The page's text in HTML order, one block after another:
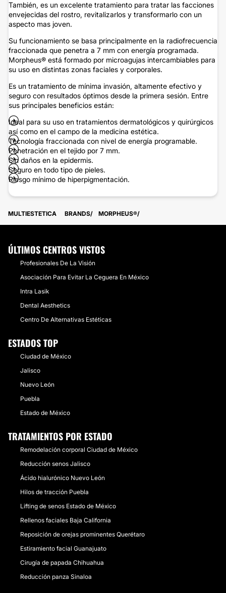
También, es un excelente tratamiento para tratar las facciones
envejecidas del rostro, revitalizarlos y transformarlo con un
aspecto mas joven.
Su funcionamiento se basa principalmente en la radiofrecuencia
fraccionada que penetra a 7 mm con energía programada.
Morpheus® está formado por microagujas intercambiables para
su uso en distintas zonas faciales y corporales.
Es un tratamiento de mínima invasión, altamente efectivo y
seguro con resultados óptimos desde la primera sesión. Entre
sus principales beneficios están:
Ideal para su uso en tratamientos dermatológicos y quirúrgicos
así como en el campo de la medicina estética.
Tecnología fraccionada con nivel de energía programable.
Penetración en el tejido por 7 mm.
Sin daños en la epidermis.
Seguro en todo tipo de pieles.
Riesgo mínimo de hiperpigmentación.
MULTIESTETICA BRANDS MORPHEUS®
ÚLTIMOS CENTROS VISTOS
Profesionales De La Visión
Asociación Para Evitar La Ceguera En México
Intra Lasik
Dental Aesthetics
Centro De Alternativas Estéticas
ESTADOS TOP
Ciudad de México
Jalisco
Nuevo León
Puebla
Estado de México
TRATAMIENTOS POR ESTADO
Remodelación corporal Ciudad de México
Reducción senos Jalisco
Ácido hialurónico Nuevo León
Hilos de tracción Puebla
Lifting de senos Estado de México
Rellenos faciales Baja California
Reposición de orejas prominentes Querétaro
Estiramiento facial Guanajuato
Cirugía de papada Chihuahua
Reducción panza Sinaloa